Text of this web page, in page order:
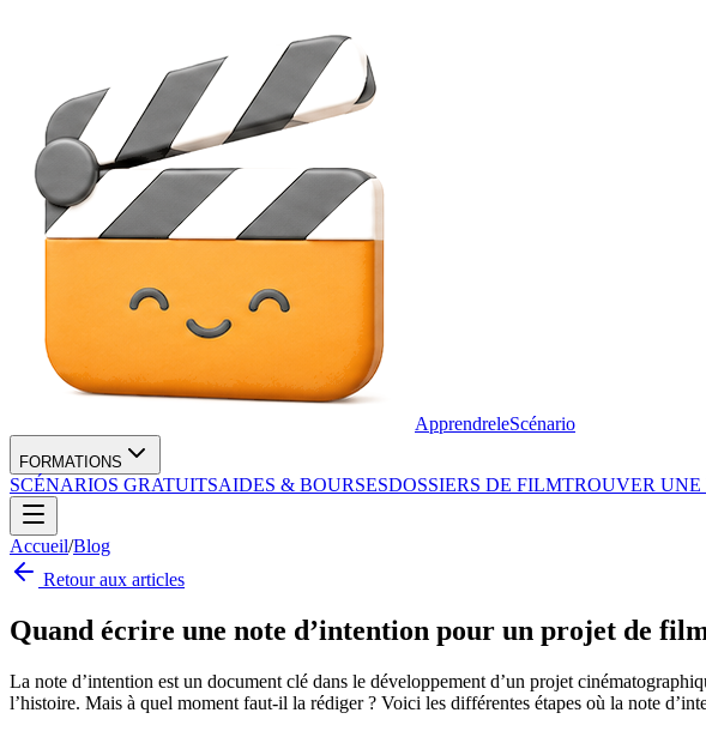
ApprendreleScénario
FORMATIONS
SCÉNARIOS GRATUITSAIDES & BOURSESDOSSIERS DE FILMTROUVER UNE
Accueil/Blog
Retour aux articles
Quand écrire une note d’intention pour un projet de
La note d’intention est un document clé dans le développement d’un projet
l’histoire. Mais à quel moment faut-il la rédiger ? Voici les différentes étapes où la note